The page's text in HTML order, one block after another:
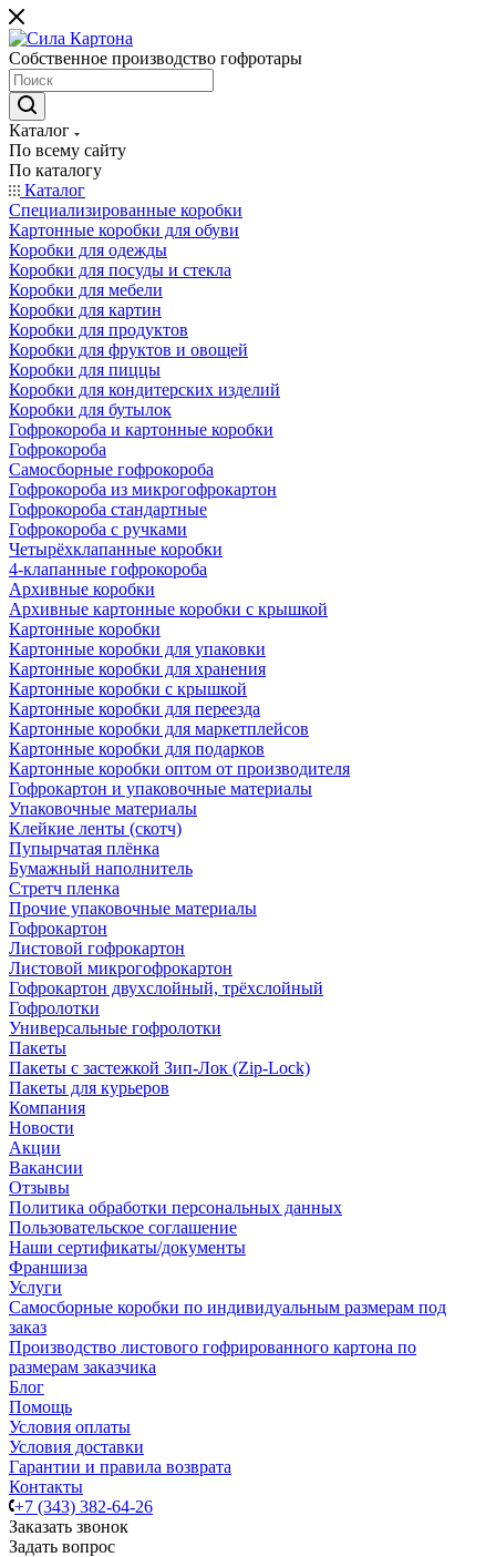
Собственное производство гофротары
Каталог
По всему сайту
По каталогу
Каталог
Специализированные коробки
Картонные коробки для обуви
Коробки для одежды
Коробки для посуды и стекла
Коробки для мебели
Коробки для картин
Коробки для продуктов
Коробки для фруктов и овощей
Коробки для пиццы
Коробки для кондитерских изделий
Коробки для бутылок
Гофрокороба и картонные коробки
Гофрокороба
Самосборные гофрокороба
Гофрокороба из микрогофрокартон
Гофрокороба стандартные
Гофрокороба с ручками
Четырёхклапанные коробки
4-клапанные гофрокороба
Архивные коробки
Архивные картонные коробки с крышкой
Картонные коробки
Картонные коробки для упаковки
Картонные коробки для хранения
Картонные коробки с крышкой
Картонные коробки для переезда
Картонные коробки для маркетплейсов
Картонные коробки для подарков
Картонные коробки оптом от производителя
Гофрокартон и упаковочные материалы
Упаковочные материалы
Клейкие ленты (скотч)
Пупырчатая плёнка
Бумажный наполнитель
Стретч пленка
Прочие упаковочные материалы
Гофрокартон
Листовой гофрокартон
Листовой микрогофрокартон
Гофрокартон двухслойный, трёхслойный
Гофролотки
Универсальные гофролотки
Пакеты
Пакеты с застежкой Зип-Лок (Zip-Lock)
Пакеты для курьеров
Компания
Новости
Акции
Вакансии
Отзывы
Политика обработки персональных данных
Пользовательское соглашение
Наши сертификаты/документы
Франшиза
Услуги
Самосборные коробки по индивидуальным размерам под
заказ
Производство листового гофрированного картона по
размерам заказчика
Блог
Помощь
Условия оплаты
Условия доставки
Гарантии и правила возврата
Контакты
+7 (343) 382-64-26
Заказать звонок
Задать вопрос